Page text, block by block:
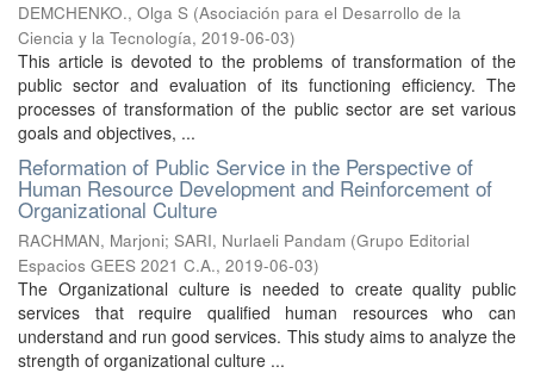
DEMCHENKO., Olga S (Asociación para el Desarrollo de la
Ciencia y la Tecnología, 2019-06-03)
This article is devoted to the problems of transformation of the
public sector and evaluation of its functioning efficiency. The
processes of transformation of the public sector are set various
goals and objectives, ...
Reformation of Public Service in the Perspective of
Human Resource Development and Reinforcement of
Organizational Culture
RACHMAN, Marjoni; SARI, Nurlaeli Pandam (Grupo Editorial
Espacios GEES 2021 C.A., 2019-06-03)
The Organizational culture is needed to create quality public
services that require qualified human resources who can
understand and run good services. This study aims to analyze the
strength of organizational culture ...